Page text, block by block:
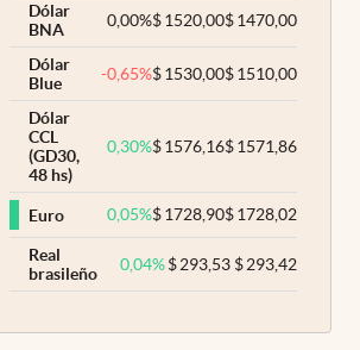
Dólar
BNA
0,00%$1520,00$1470,00
Dólar
Blue
-0,65%$1530,00$1510,00
Dólar
CCL
(GD30,
48 hs)
0,30%$1576,16$1571,86
Euro 0,05%$1728,90$1728,02
Real
brasileño
0,04% $293,53 $293,42